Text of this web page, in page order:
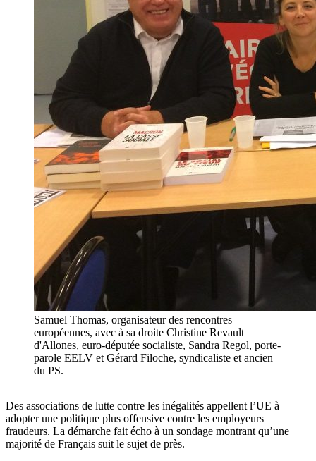
Samuel Thomas, organisateur des rencontres
européennes, avec à sa droite Christine Revault
d'Allones, euro-députée socialiste, Sandra Regol, porte-
parole EELV et Gérard Filoche, syndicaliste et ancien
du PS.
Des associations de lutte contre les inégalités appellent l’UE à
adopter une politique plus offensive contre les employeurs
fraudeurs. La démarche fait écho à un sondage montrant qu’une
majorité de Français suit le sujet de près.